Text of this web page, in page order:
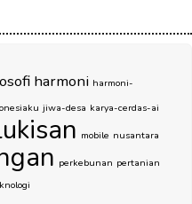
harmoni harmoni-
jiwa-desa karya-cerdas-ai
mobile nusantara
perkebunan pertanian